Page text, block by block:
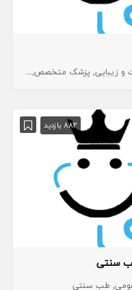
و زیبایی پزشک متخصص زیبایی
882 بازدید
سنتی
طب سنتی